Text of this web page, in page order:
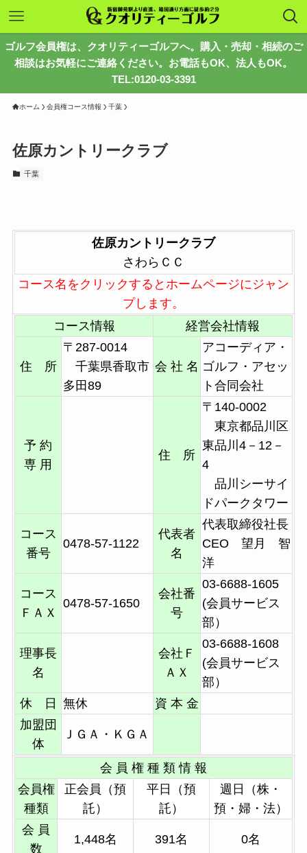
ゴルフ会員権は、クオリティーゴルフへ。購入・売却・相続のご
相談はお気軽にご連絡ください。お電話もOK、法人もOK。
TEL:0120-03-3391
ホーム 会員権コース情報 千葉
佐原カントリークラブ
千葉
佐原カントリークラブ
さわらＣＣ
コース名をクリックするとホームページにジャン
プします。
コース情報
経営会社情報
住 所
〒287-0014
千葉県香取市
多田89
会 社 名
アコーディア・
ゴルフ・アセッ
ト合同会社
予 約
専 用
住 所
〒140-0002
東京都品川区
東品川4－12－
4
品川シーサイ
ドパークタワー
コース
番号
0478-57-1122
代表者
名
代表取締役社長
CEO 望月 智
洋
コース
ＦＡＸ
0478-57-1650
会社番
号
03-6688-1605
(会員サービス
部）
理事長
名
会社Ｆ
ＡＸ
03-6688-1608
(会員サービス
部）
休 日 無休
資 本 金
加盟団
体
ＪＧＡ・ＫＧＡ
会 員 権 種 類 情 報
会員権
種類
正会員（預
託）
平日（預
託）
週日（株・
預・婦・法）
会 員
数
1,448名 391名 0名